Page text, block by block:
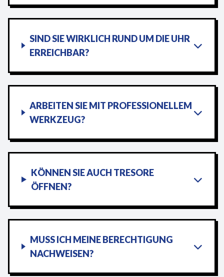
SIND SIE WIRKLICH RUND UM DIE UHR
ERREICHBAR?
ARBEITEN SIE MIT PROFESSIONELLEM
WERKZEUG?
KÖNNEN SIE AUCH TRESORE
ÖFFNEN?
MUSS ICH MEINE BERECHTIGUNG
NACHWEISEN?